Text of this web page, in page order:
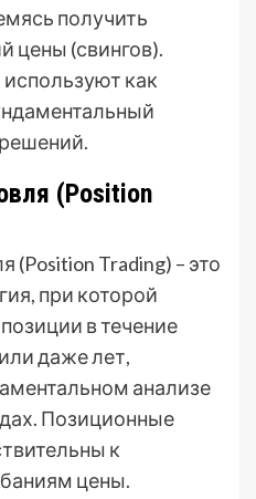
получить
цены (свингов).
как
(Position
(Position Trading) – это
при которой
в течение
даже лет,
анализе
Позиционные
к
цены.